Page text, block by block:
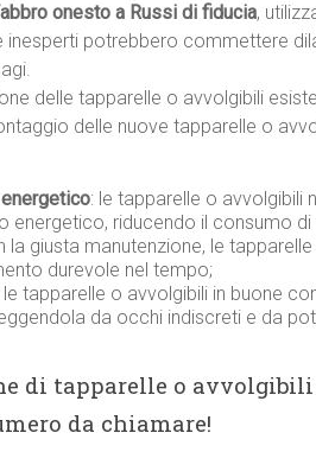
onesto a Russi di fiducia,
inesperti potrebbero commettere
delle tapparelle o avvolgibili
delle nuove tapparelle o
: le tapparelle o avvolgibili
energetico, riducendo il consumo
la giusta manutenzione, le
durevole nel tempo;
le tapparelle o avvolgibili in buone
da occhi indiscreti e da
di tapparelle o
da chiamare!